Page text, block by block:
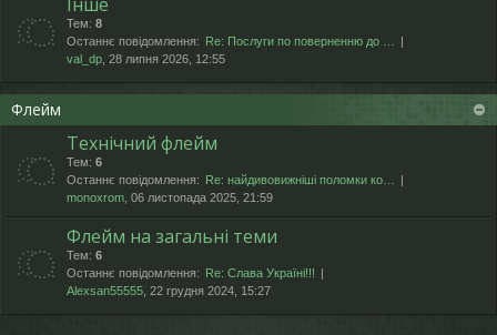
Тем: 8
Останнє повідомлення:
Re: Послуги по поверненню до …
val_dp , 28 липня 2026, 12:55
Флейм
Технічний флейм
Тем: 6
Останнє повідомлення:
Re: найдивовижніші поломки ко…
monoxrom , 06 листопада 2025, 21:59
Флейм на загальні теми
Тем: 6
Останнє повідомлення:
Re: Слава Україні!!!
Alexsan55555 , 22 грудня 2024, 15:27